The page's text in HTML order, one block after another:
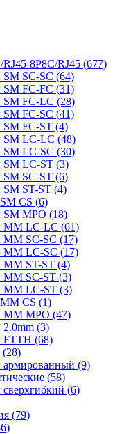
8P8C/RJ45 (677)
SM SC-SC (64)
SM FC-FC (31)
SM FC-LC (28)
SM FC-SC (41)
SM FC-ST (4)
SM LC-LC (48)
SM LC-SC (30)
SM LC-ST (3)
SM SC-ST (6)
SM ST-ST (4)
CS (6)
SM MPO (18)
MM LC-LC (61)
MM SC-SC (17)
MM LC-SC (17)
MM ST-ST (4)
MM SC-ST (3)
MM LC-ST (3)
CS (1)
MM MPO (47)
2.0mm (3)
FTTH (68)
(28)
армированный (9)
(58)
(6)
(79)